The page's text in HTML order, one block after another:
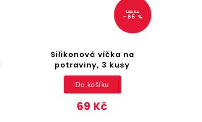
199 Kč
–65 %
Silikonová víčka na
potraviny, 3 kusy
69 Kč
Do košíku